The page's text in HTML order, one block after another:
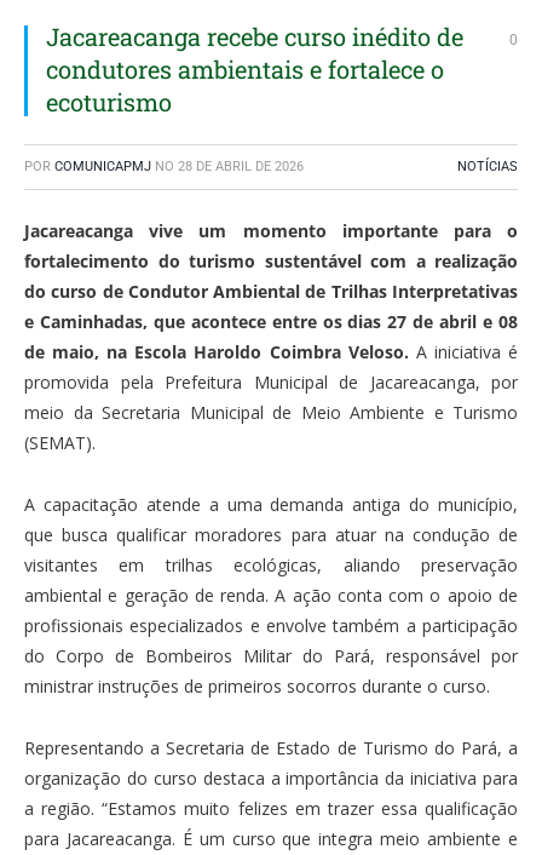
Jacareacanga recebe curso inédito de
condutores ambientais e fortalece o
ecoturismo
0
POR COMUNICAPMJ NO 28 DE ABRIL DE 2026 NOTÍCIAS
Jacareacanga vive um momento importante para o
fortalecimento do turismo sustentável com a realização
do curso de Condutor Ambiental de Trilhas Interpretativas
e Caminhadas, que acontece entre os dias 27 de abril e 08
de maio, na Escola Haroldo Coimbra Veloso. A iniciativa é
promovida pela Prefeitura Municipal de Jacareacanga, por
meio da Secretaria Municipal de Meio Ambiente e Turismo
(SEMAT).
A capacitação atende a uma demanda antiga do município,
que busca qualificar moradores para atuar na condução de
visitantes em trilhas ecológicas, aliando preservação
ambiental e geração de renda. A ação conta com o apoio de
profissionais especializados e envolve também a participação
do Corpo de Bombeiros Militar do Pará, responsável por
ministrar instruções de primeiros socorros durante o curso.
Representando a Secretaria de Estado de Turismo do Pará, a
organização do curso destaca a importância da iniciativa para
a região. “Estamos muito felizes em trazer essa qualificação
para Jacareacanga. É um curso que integra meio ambiente e